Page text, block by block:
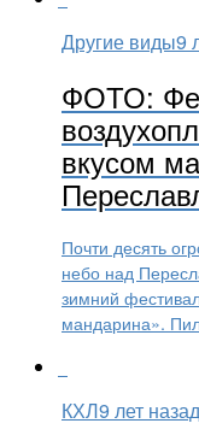
Другие виды9
ФОТО:
вкусом
Почти десять
небо над
зимний
мандарина».
КХЛ9 лет назад